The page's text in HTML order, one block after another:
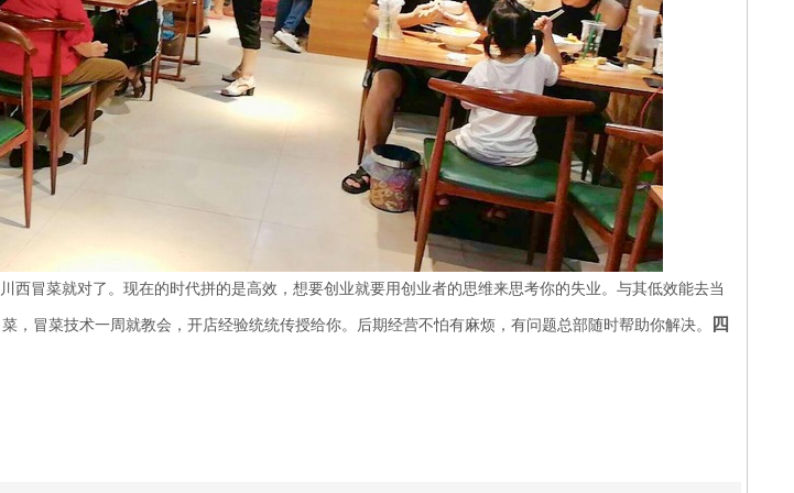
西冒菜就对了。现在的时代拼的是高效，想要创业就要用创业者的思维来思考你的失业。与其低效能去当
，冒菜技术一周就教会，开店经验统统传授给你。后期经营不怕有麻烦，有问题总部随时帮助你解决。
四